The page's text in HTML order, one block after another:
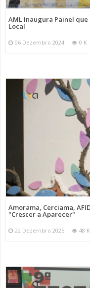
AML Inaugura Painel
Local
06 Dezembro 2024 0 K
Amorama, Cerciama,
"Crescer a Aparecer"
22 Dezembro 2025 48 K